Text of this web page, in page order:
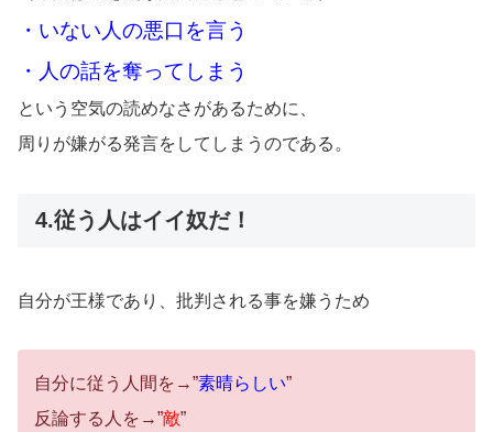
・いない人の悪口を言う
・人の話を奪ってしまう
という空気の読めなさがあるために、
周りが嫌がる発言をしてしまうのである。
4.従う人はイイ奴だ！
自分が王様であり、批判される事を嫌うため
自分に従う人間を→”素晴らしい”
反論する人を→”敵”